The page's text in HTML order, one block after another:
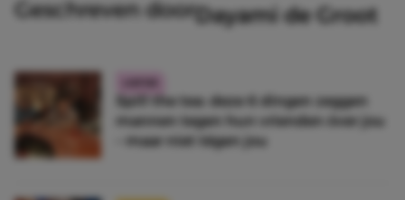
Geschreven doorDayami de Groot
Spill the tea: deze 6 dingen zeggen
mannen tegen hun vrienden óver jou
– maar niet tégen jou